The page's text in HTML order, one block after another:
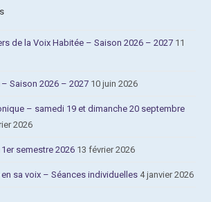
de la Voix Habitée – Saison 2026 – 2027 11
Saison 2026 – 2027 10 juin 2026
– samedi 19 et dimanche 20 septembre
2026
semestre 2026 13 février 2026
sa voix – Séances individuelles 4 janvier 2026